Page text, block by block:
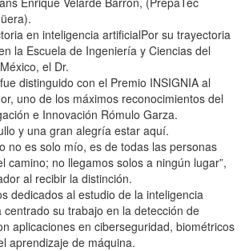
en inteligencia artificialPor su trayectoria
la Escuela de Ingeniería y Ciencias del
el Dr.
distinguido con el Premio INSIGNIA al
uno de los máximos reconocimientos del
e Innovación Rómulo Garza.
y una gran alegría estar aquí.
no es solo mío, es de todas las personas
camino; no llegamos solos a ningún lugar”,
al recibir la distinción.
dedicados al estudio de la inteligencia
su trabajo en la detección de
aplicaciones en ciberseguridad, biométricos
aprendizaje de máquina.